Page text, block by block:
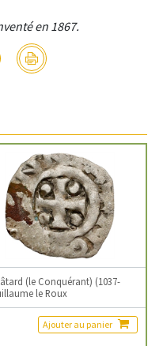
en 1867.
(le Conquérant) (1037-
le Roux
Ajouter au panier